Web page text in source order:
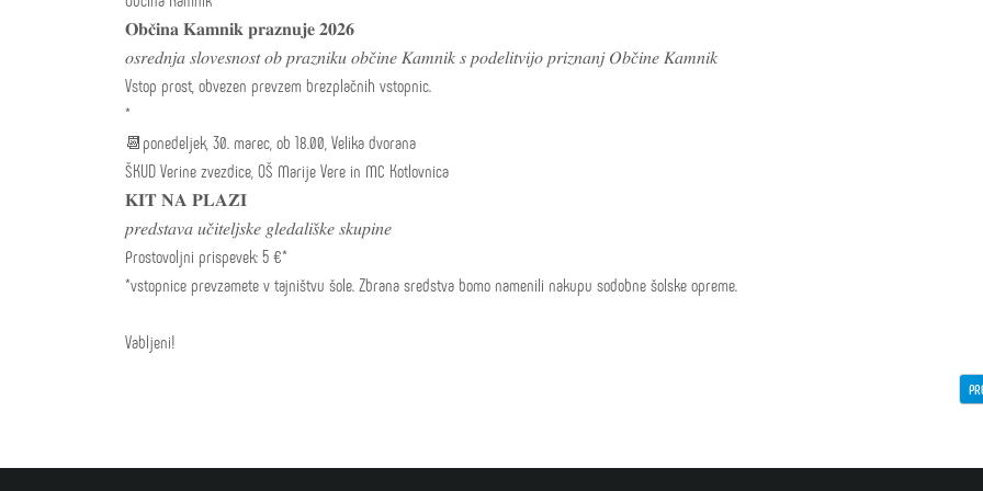
𝐎𝐛𝐜̌𝐢𝐧𝐚 𝐊𝐚𝐦𝐧𝐢𝐤 𝐩𝐫𝐚𝐳𝐧𝐮𝐣𝐞 𝟐𝟎𝟐𝟔
𝑜𝑠𝑟𝑒𝑑𝑛𝑗𝑎 𝑠𝑙𝑜𝑣𝑒𝑠𝑛𝑜𝑠𝑡 𝑜𝑏 𝑝𝑟𝑎𝑧𝑛𝑖𝑘𝑢 𝑜𝑏𝑐̌𝑖𝑛𝑒 𝐾𝑎𝑚𝑛𝑖𝑘 𝑠 𝑝𝑜𝑑𝑒𝑙𝑖𝑡𝑣𝑖𝑗𝑜 𝑝𝑟𝑖𝑧𝑛𝑎𝑛𝑗 𝑂𝑏𝑐̌𝑖𝑛𝑒 𝐾𝑎𝑚𝑛𝑖𝑘
Vstop prost, obvezen prevzem brezplačnih vstopnic.
*
📆ponedeljek, 30. marec, ob 18.00, Velika dvorana
ŠKUD Verine zvezdice, OŠ Marije Vere in MC Kotlovnica
𝐊𝐈𝐓 𝐍𝐀 𝐏𝐋𝐀𝐙̌𝐈
𝑝𝑟𝑒𝑑𝑠𝑡𝑎𝑣𝑎 𝑢𝑐̌𝑖𝑡𝑒𝑙𝑗𝑠𝑘𝑒 𝑔𝑙𝑒𝑑𝑎𝑙𝑖𝑠̌𝑘𝑒 𝑠𝑘𝑢𝑝𝑖𝑛𝑒
Prostovoljni prispevek: 5 €*
*vstopnice prevzamete v tajništvu šole. Zbrana sredstva bomo namenili nakupu sodobne šolske opreme.
Vabljeni!